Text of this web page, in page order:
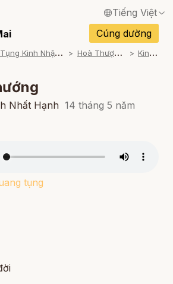
Tiếng Việt
English / Tiếng Anh
Français / Tiếng Pháp
Deutsch / Tiếng Đức
Português / Tiếng Bồ Đào Nha
Cúng dường
T
ụng Kinh Nhật Tụng Thiền Môn H
oà Thượng Tịnh Quang K
inh Tụng
Nhất Hạnh 14 tháng 5 năm
tụng